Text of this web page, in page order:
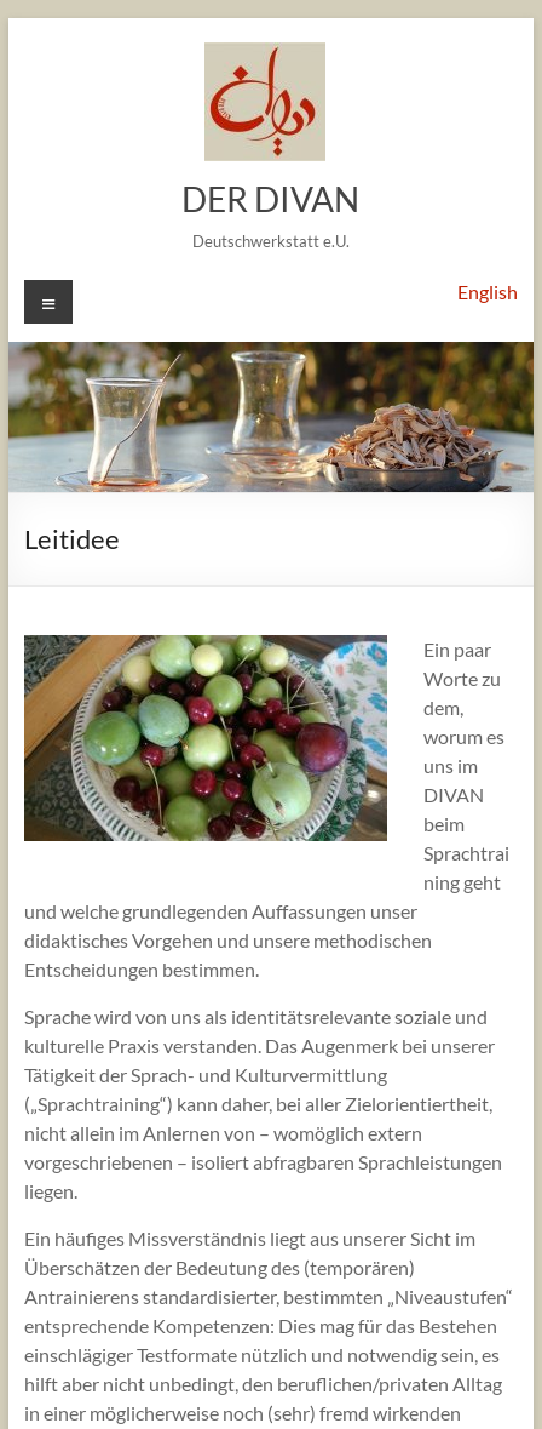
DER DIVAN
Deutschwerkstatt e.U.
English
Menü
Leitidee
Ein paar
Worte zu
dem,
worum es
uns im
DIVAN
beim
Sprachtrai
ning geht
und welche grundlegenden Auffassungen unser
didaktisches Vorgehen und unsere methodischen
Entscheidungen bestimmen.
Sprache wird von uns als identitätsrelevante soziale und
kulturelle Praxis verstanden. Das Augenmerk bei unserer
Tätigkeit der Sprach- und Kulturvermittlung
(„Sprachtraining“) kann daher, bei aller Zielorientiertheit,
nicht allein im Anlernen von – womöglich extern
vorgeschriebenen – isoliert abfragbaren Sprachleistungen
liegen.
Ein häufiges Missverständnis liegt aus unserer Sicht im
Überschätzen der Bedeutung des (temporären)
Antrainierens standardisierter, bestimmten „Niveaustufen“
entsprechende Kompetenzen: Dies mag für das Bestehen
einschlägiger Testformate nützlich und notwendig sein, es
hilft aber nicht unbedingt, den beruflichen/privaten Alltag
in einer möglicherweise noch (sehr) fremd wirkenden